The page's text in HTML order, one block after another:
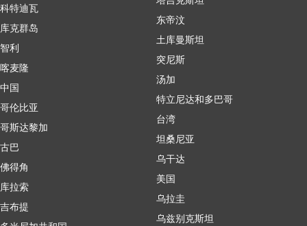
科特迪瓦
库克群岛
智利
喀麦隆
中国
哥伦比亚
哥斯达黎加
古巴
佛得角
库拉索
吉布提
东帝汶
土库曼斯坦
突尼斯
汤加
特立尼达和多巴哥
台湾
坦桑尼亚
乌干达
美国
乌拉圭
乌兹别克斯坦